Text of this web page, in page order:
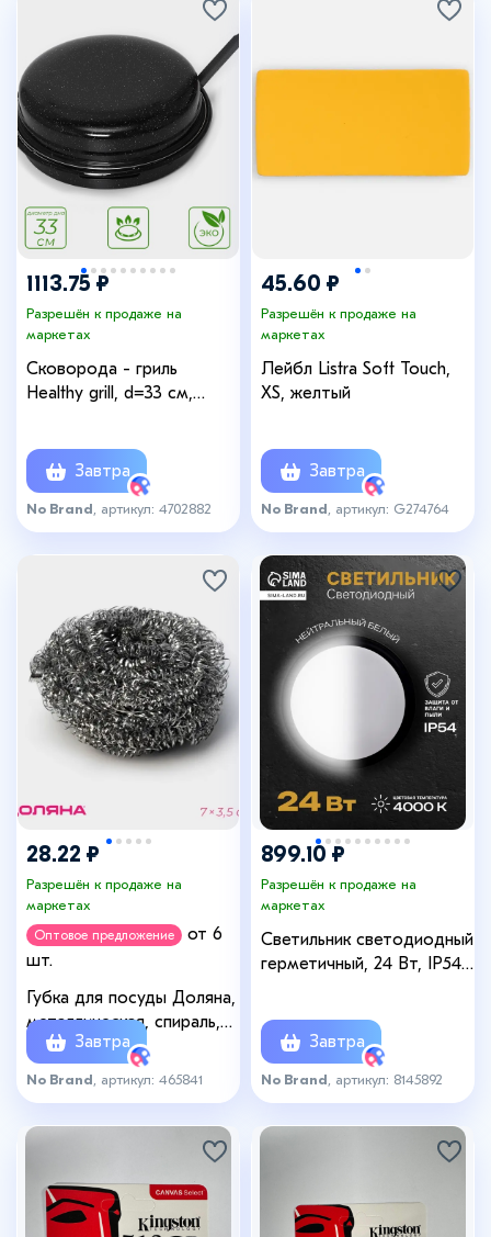
1113.75 ₽
Разрешён к продаже на
маркетах
Сковорода - гриль
Healthy grill, d=33 см,
углеродистая сталь,
чёрная
Завтра
No Brand , артикул: 4702882
45.60 ₽
Разрешён к продаже на
маркетах
Лейбл Listra Soft Touch,
XS, желтый
Завтра
No Brand , артикул: G274764
28.22 ₽
Разрешён к продаже на
маркетах
Оптовое предложение
от 6
шт.
Губка для посуды Доляна,
металлическая, спираль,
7×7×3.5 см, 15 г
Завтра
No Brand , артикул: 465841
+2
899.10 ₽
Разрешён к продаже на
маркетах
Светильник светодиодный
герметичный, 24 Вт, IP54,
Завтра
No Brand , артикул: 8145892